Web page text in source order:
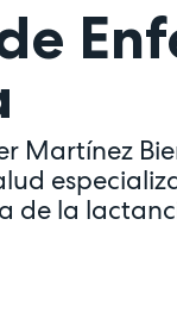
Martínez
de la